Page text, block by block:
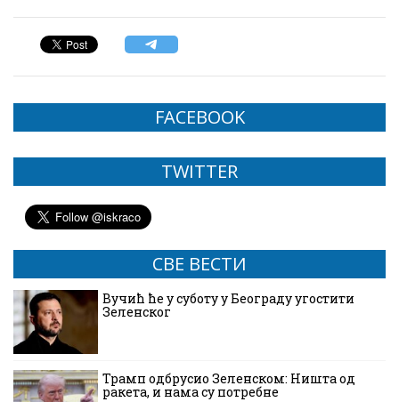
FACEBOOK
TWITTER
СВЕ ВЕСТИ
Вучић ће у суботу у Београду угостити
Зеленског
Трамп одбрусио Зеленском: Ништа од
ракета, и нама су потребне